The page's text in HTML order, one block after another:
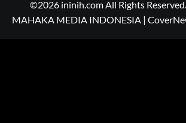
©2026 ininih.com All Rights Reserved.
MAHAKA MEDIA INDONESIA |